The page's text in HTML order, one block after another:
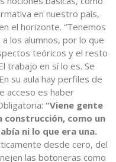
en nuestro país,
el horizonte. “Tenemos
los alumnos, por lo que
teóricos y el resto
trabajo en sí lo es. Se
su aula hay perfiles de
acceso es haber
“Viene gente
construcción, como un
ni lo que era una.
desde cero, del
las botoneras como